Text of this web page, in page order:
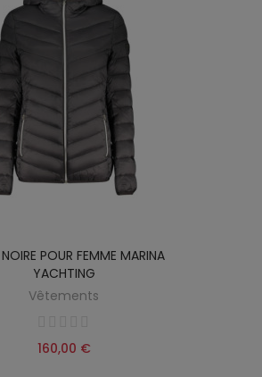
POUR FEMME MARINA
YACHTING
Vêtements
160,00 €